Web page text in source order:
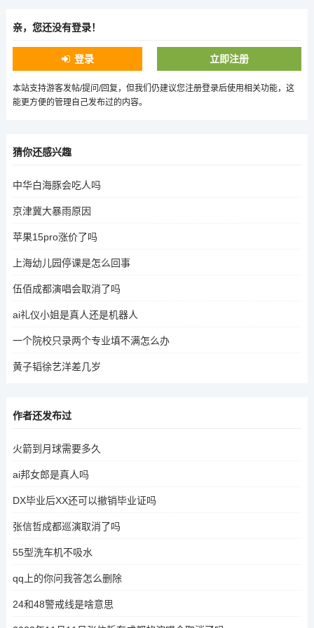
亲，您还没有登录！
登录 立即注册
本站支持游客发帖/提问/回复，但我们仍建议您注册登录后使用相关功能，这
能更方便的管理自己发布过的内容。
猜你还感兴趣
中华白海豚会吃人吗
京津冀大暴雨原因
苹果15pro涨价了吗
上海幼儿园停课是怎么回事
伍佰成都演唱会取消了吗
ai礼仪小姐是真人还是机器人
一个院校只录两个专业填不满怎么办
黄子韬徐艺洋差几岁
作者还发布过
火箭到月球需要多久
ai邦女郎是真人吗
DX毕业后XX还可以撤销毕业证吗
张信哲成都巡演取消了吗
55型洗车机不吸水
qq上的你问我答怎么删除
24和48警戒线是啥意思